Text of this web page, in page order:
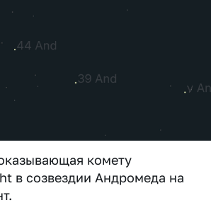
комету
в созвездии Андромеда на